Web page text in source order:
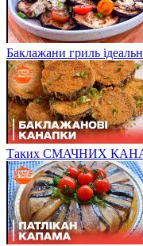
Баклажани гриль
Таких СМАЧНИХ